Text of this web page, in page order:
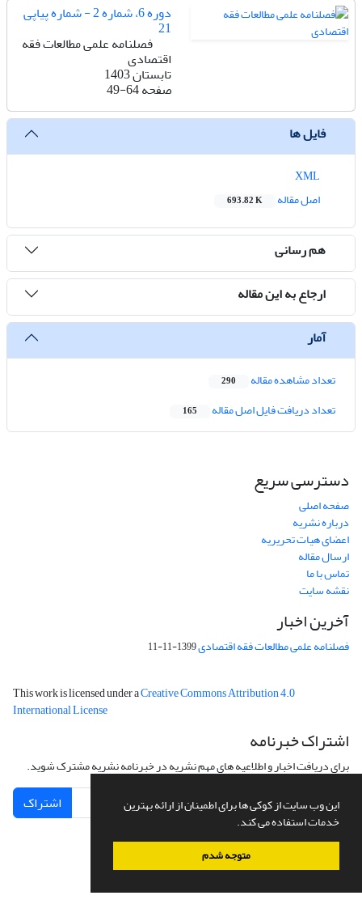
این وب سایت از کوکی ها برای اطمینان از ارائه بهترین
خدمات استفاده می کند.
متوجه شدم
دوره 6، شماره 2 - شماره پیاپی
21
فصلنامه علمی مطالعات فقه
اقتصادی
تابستان 1403
صفحه49-64
فایل ها
اصل مقاله
693.82 K
هم رسانی
ارجاع به این مقاله
آمار
تعداد مشاهده مقاله 290
تعداد دریافت فایل اصل مقاله 165
دسترسی سریع
صفحه اصلی
درباره نشریه
اعضای هیات تحریریه
ارسال مقاله
تماس با ما
نقشه سایت
آخرین اخبار
فصلنامه علمی مطالعات فقه اقتصادی1399-11-11
This work is licensed under aCreative Commons Attribution 4.0
International License
اشتراک خبرنامه
برای دریافت اخبار و اطلاعیه های مهم نشریه در خبرنامه نشریه مشترک شوید.
اشتراک
سامانه مدیریت نشریات علمی.طراحی و پیاده سازی ازسیناوب